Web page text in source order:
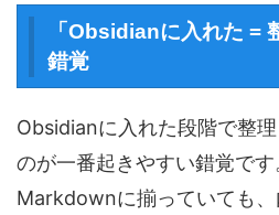
「Obsidianに入れた =
錯覚
Obsidianに入れた段階で整
のが一番起きやすい錯覚で
Markdownに揃っていても